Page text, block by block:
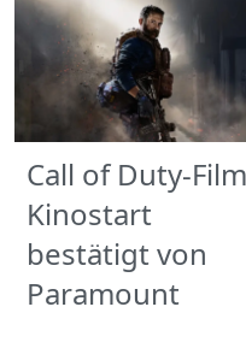
Call of Duty-
Kinostart
bestätigt von
Paramount